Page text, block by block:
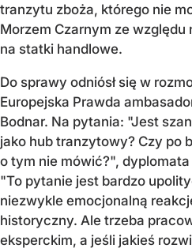
tranzytu zboża, którego nie
Morzem Czarnym ze względu
na statki handlowe.
Do sprawy odniósł się w
Europejska Prawda
Bodnar. Na pytania: "Jest
jako hub tranzytowy? Czy po
o tym nie mówić?", dyplomata
"To pytanie jest bardzo
niezwykle emocjonalną
historyczny. Ale trzeba
eksperckim, a jeśli jakieś